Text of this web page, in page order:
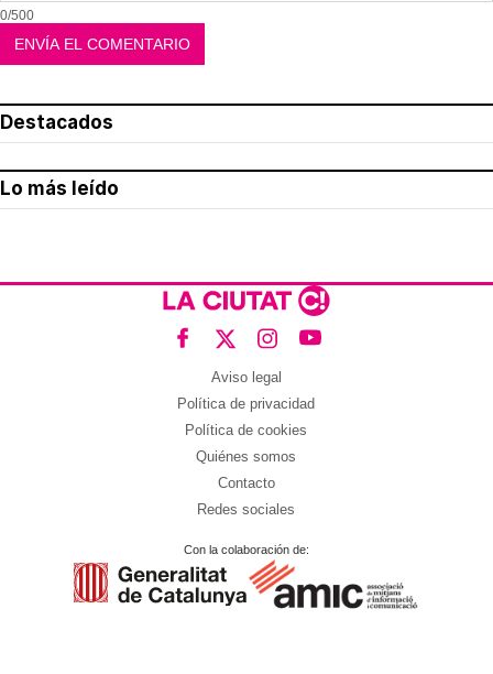
0/500
Destacados
Lo más leído
Aviso legal
Política de privacidad
Política de cookies
Quiénes somos
Contacto
Redes sociales
Con la colaboración de: